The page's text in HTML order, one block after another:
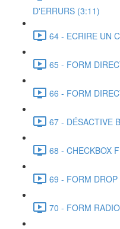
D'ERRURS (3:11)
64 - ECRIRE UN
65 - FORM
66 - FORM
67 - DÉSACTIVE
68 - CHECKBOX
69 - FORM
70 - FORM